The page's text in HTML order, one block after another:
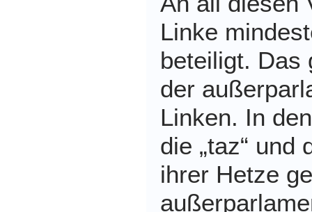
Linke
beteiligt. Das
der
Linken. In
die „taz“ und
ihrer Hetze